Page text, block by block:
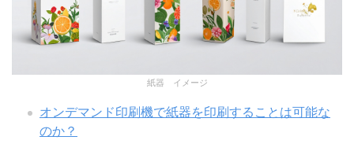
紙器 イメージ
オンデマンド印刷機で紙器を印刷することは可能な
のか？